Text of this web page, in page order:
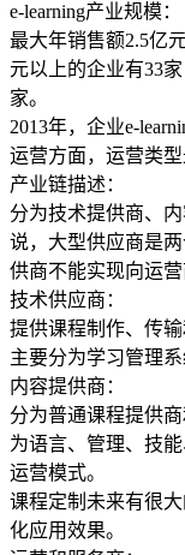
e-learning产业规模：
最大年销售额2.5亿
元以上的企业有33
家。
2013年，企业e-
运营方面，运营类型
产业链描述：
分为技术提供商、
说，大型供应商是
供商不能实现向运
技术供应商：
提供课程制作、传
主要分为学习管理
内容提供商：
分为普通课程提供
为语言、管理、技
运营模式。
课程定制未来有很
化应用效果。